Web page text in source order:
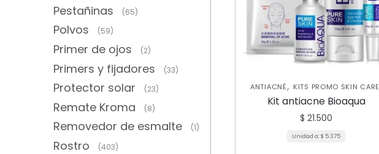
ANTIACNÉ, KITS PROMO SKIN CARE
SKIN CARE FACIAL
Kit antiacne Bioaqua
$ 21.500
Unidad a:$ 5.375
Pestañinas (65)
Polvos (59)
Primer de ojos (2)
Primers y fijadores (33)
Protector solar (23)
Remate Kroma (8)
Removedor de esmalte (1)
Rostro (403)